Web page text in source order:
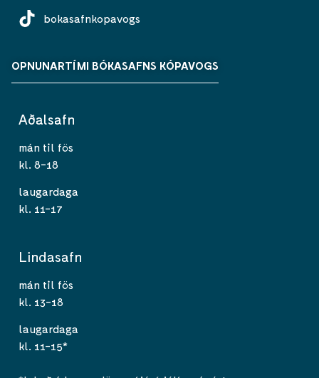
bokasafnkopavogs
OPNUNARTÍMI BÓKASAFNS KÓPAVOGS
Aðalsafn
mán til fös
kl. 8-18
laugardaga
kl. 11-17
Lindasafn
mán til fös
kl. 13-18
laugardaga
kl. 11-15*